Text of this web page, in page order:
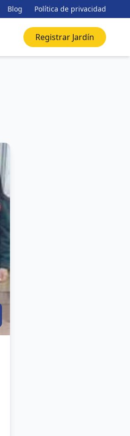
Blog Política de privacidad
Registrar Jardín